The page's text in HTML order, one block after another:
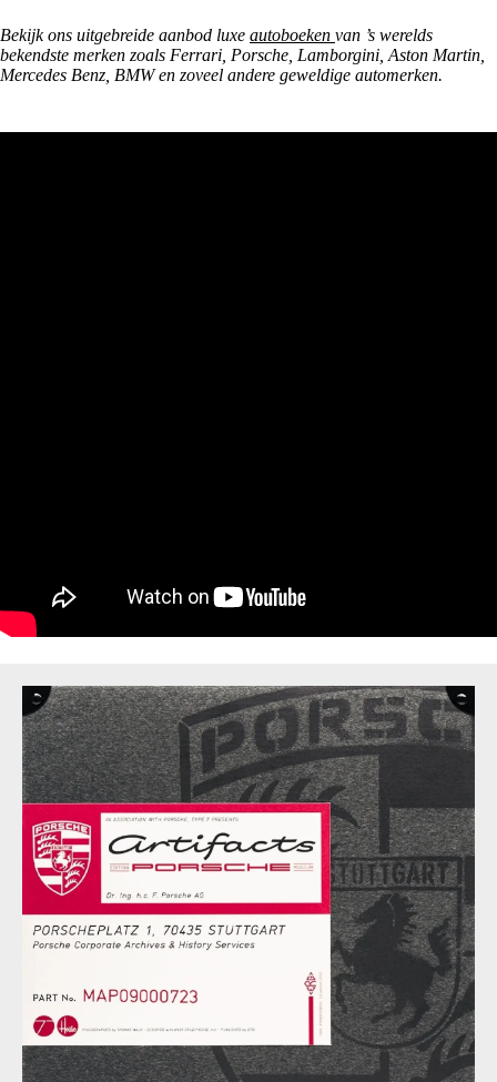
Bekijk ons uitgebreide aanbod luxe autoboeken van ’s werelds
bekendste merken zoals Ferrari, Porsche, Lamborgini, Aston Martin,
Mercedes Benz, BMW en zoveel andere geweldige automerken.